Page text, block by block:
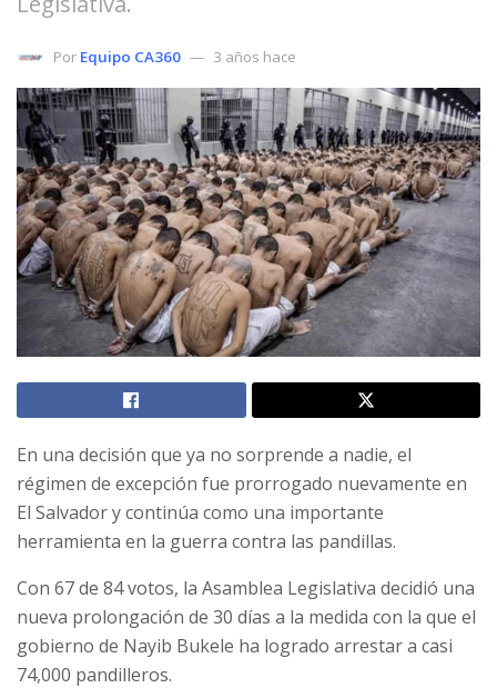
Por Equipo CA360 3 años hace
En una decisión que ya no sorprende a nadie, el
régimen de excepción fue prorrogado nuevamente en
El Salvador y continúa como una importante
herramienta en la guerra contra las pandillas.
Con 67 de 84 votos, la Asamblea Legislativa decidió una
nueva prolongación de 30 días a la medida con la que el
gobierno de Nayib Bukele ha logrado arrestar a casi
74,000 pandilleros.